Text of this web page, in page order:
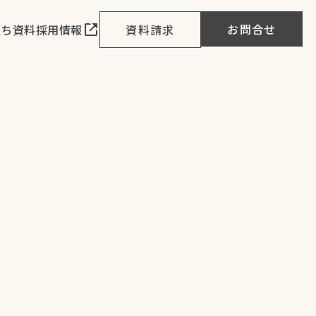
資料採用情報 資料請求 お問合せ